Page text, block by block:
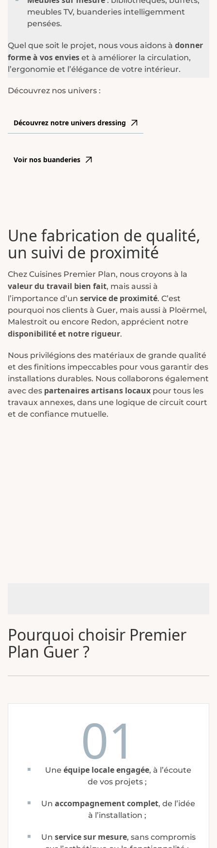
meubles TV, buanderies intelligemment
pensées.
Quel que soit le projet, nous vous aidons à donner
forme à vos envies et à améliorer la circulation,
l’ergonomie et l’élégance de votre intérieur.
Découvrez nos univers :
Découvrez notre univers dressing
Voir nos buanderies
Une fabrication de qualité,
un suivi de proximité
Chez Cuisines Premier Plan, nous croyons à la
valeur du travail bien fait, mais aussi à
l’importance d’un service de proximité. C’est
pourquoi nos clients à Guer, mais aussi à Ploërmel,
Malestroit ou encore Redon, apprécient notre
disponibilité et notre rigueur.
Nous privilégions des matériaux de grande qualité
et des finitions impeccables pour vous garantir des
installations durables. Nous collaborons également
avec des partenaires artisans locaux pour tous les
travaux annexes, dans une logique de circuit court
et de confiance mutuelle.
Pourquoi choisir Premier
Plan Guer ?
01
Une équipe locale engagée, à l’écoute
de vos projets ;
Un accompagnement complet, de l’idée
à l’installation ;
Un service sur mesure, sans compromis